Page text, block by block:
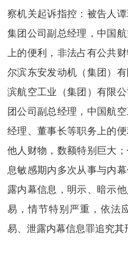
察机关起诉指控：被告人
集团公司副总经理，中国
上的便利，非法占有公共
尔滨东安发动机（集团）
滨航空工业（集团）有限
团公司副总经理，中国航
经理、董事长等职务上的
他人财物，数额特别巨大
息敏感期内多次从事与内
露内幕信息，明示、暗示
易，情节特别严重，依法
易、泄露内幕信息罪追究其